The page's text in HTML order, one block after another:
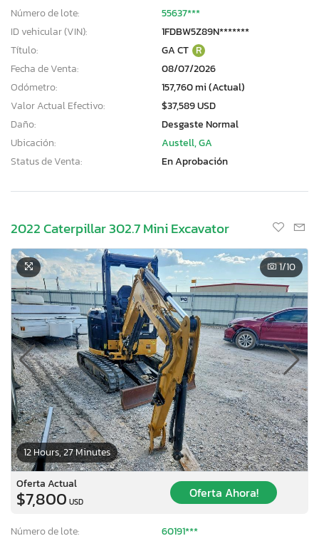
Número de lote:
55637***
ID vehicular (VIN):
1FDBW5Z89N*******
Título:
GA CT R
Fecha de Venta:
08/07/2026
Odómetro:
157,760 mi (Actual)
Valor Actual Efectivo:
$37,589 USD
Daño:
Desgaste Normal
Ubicación:
Austell, GA
Status de Venta:
En Aprobación
2022 Caterpillar 302.7 Mini Excavator
12 Hours, 27 Minutes
1/10
Oferta Actual
$7,800 USD
Oferta Ahora!
Número de lote:
60191***